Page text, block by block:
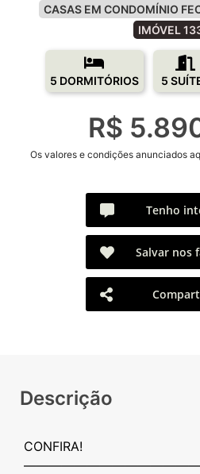
CASAS EM CONDOMÍNIO
IMÓVEL
5 DORMITÓRIOS 5
R$
Os valores e condições anunciados
Tenho
Salvar nos
Descrição
CONFIRA!